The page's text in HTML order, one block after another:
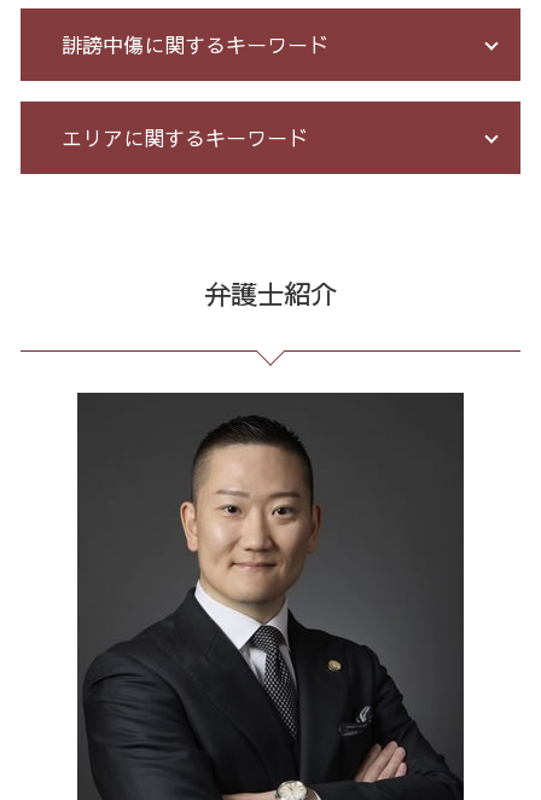
詐欺 返金されない
銀行 振込 詐欺
還付金詐欺 戻ってくる
少額 詐欺 泣き寝入り
詐欺 サクラ
特殊 詐欺 警視庁
アマゾン 詐欺 被害
詐欺 金銭トラブル
詐欺 泣き寝入り
サラ金 過払い
消費者金融 返済 過払い金
債務整理 期間 支払
債務整理 自己破産 連帯保証人
借金 自己破産 解決
個人再生 5年
債務整理 任意整理 期間
過払い金 遅延損害金
個人再生 手続き 流れ
借金 債務整理 ブラックリスト
残業 問題
臨床法務 とは
パワハラ 相談 解決
有給 取得 トラブル
戦略法務 とは
顧問 弁護士 メリット
未払い 賃金
セクハラ 相談 解決
不当解雇 労基
労務 トラブル
企業法務 とは
不当解雇 とは
誹謗中傷に関するキーワード
誹謗中傷 逮捕
誹謗中傷 SNS
誹謗中傷 被害
誹謗中傷 罪
情報開示請求 費用
誹謗中傷 特定
発信者情報 開示請求
誹謗中傷 相談
エリアに関するキーワード
契約書作成 港区 相談
誹謗中傷 渋谷区
債務整理 全国 弁護士
任意整理 港区 相談
労働問題 23区 弁護士
リーガルチェック 東京都 相談
出会い系 詐欺 東京都 弁護士
個人再生 東京都 相談
架空請求 23区 相談
振り込め詐欺 全国 相談
マルチ商法 港区 相談
出会い系 詐欺 全国 弁護士
不当請求 23区 相談
消費者被害 港区 相談
契約書作成 23区 弁護士
不当請求 港区 相談
弁護士紹介